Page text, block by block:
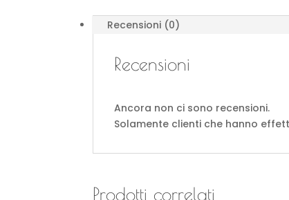
Recensioni (0)
Recensioni
Ancora non ci sono recensioni.
Solamente clienti che hanno
Prodotti correlati